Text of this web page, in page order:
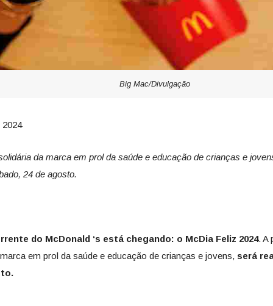
Big Mac/Divulgação
da marca em prol da saúde e educação de crianças e
24 de agosto.
do McDonald ‘s está chegando: o McDia Feliz 2024. A
em prol da saúde e educação de crianças e jovens, será